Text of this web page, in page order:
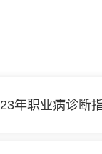
年职业病诊断